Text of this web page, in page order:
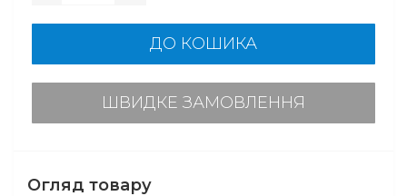
ДО КОШИКА
ШВИДКЕ ЗАМОВЛЕННЯ
Огляд товару